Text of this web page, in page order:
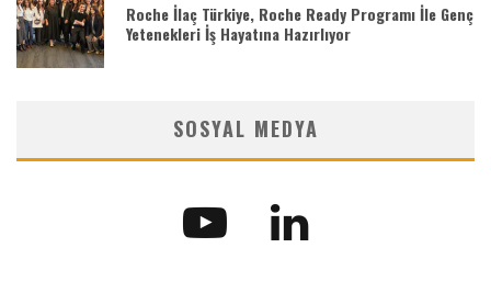
Roche İlaç Türkiye, Roche Ready Programı İle Genç
Yetenekleri İş Hayatına Hazırlıyor
SOSYAL MEDYA